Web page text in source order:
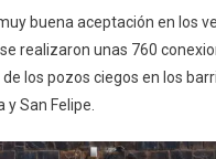
buena aceptación en los
realizaron unas 760
los pozos ciegos en los
San Felipe.